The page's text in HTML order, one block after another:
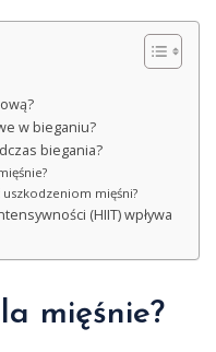
w bieganiu?
biegania?
uszkodzeniom mięśni?
(HIIT) wpływa
mięśnie?